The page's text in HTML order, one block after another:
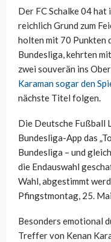
Der FC Schalke 04
reichlich Grund zum
holten mit 70 Punkten
Bundesliga, kehrten
zwei souverän ins
Karaman sogar den
nächste Titel folgen.
Die Deutsche Fußball
Bundesliga-App das
Bundesliga – und
die Endauswahl
Wahl, abgestimmt
Pfingstmontag, 25.
Besonders emotional
Treffer von Kenan